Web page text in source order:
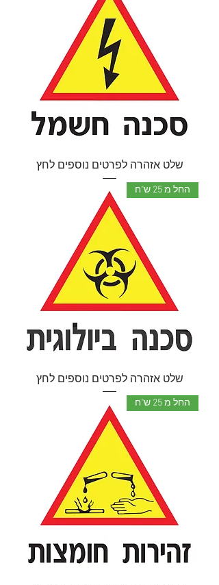
שלט אזהרה לפרטים נוספים לחץ
החל מ 25 ש"ח
שלט אזהרה לפרטים נוספים לחץ
החל מ 25 ש"ח